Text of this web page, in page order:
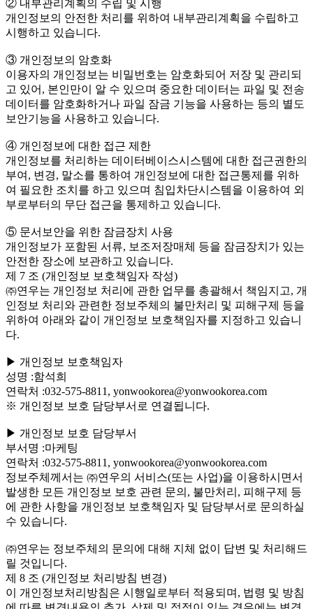
② 내부관리계획의 수립 및 시행
개인정보의 안전한 처리를 위하여 내부관리계획을 수립하고
시행하고 있습니다.
③ 개인정보의 암호화
이용자의 개인정보는 비밀번호는 암호화되어 저장 및 관리되
고 있어, 본인만이 알 수 있으며 중요한 데이터는 파일 및 전송
데이터를 암호화하거나 파일 잠금 기능을 사용하는 등의 별도
보안기능을 사용하고 있습니다.
④ 개인정보에 대한 접근 제한
개인정보를 처리하는 데이터베이스시스템에 대한 접근권한의
부여, 변경, 말소를 통하여 개인정보에 대한 접근통제를 위하
여 필요한 조치를 하고 있으며 침입차단시스템을 이용하여 외
부로부터의 무단 접근을 통제하고 있습니다.
⑤ 문서보안을 위한 잠금장치 사용
개인정보가 포함된 서류, 보조저장매체 등을 잠금장치가 있는
안전한 장소에 보관하고 있습니다.
제 7 조 (개인정보 보호책임자 작성)
㈜연우는 개인정보 처리에 관한 업무를 총괄해서 책임지고, 개
인정보 처리와 관련한 정보주체의 불만처리 및 피해구제 등을
위하여 아래와 같이 개인정보 보호책임자를 지정하고 있습니
다.
▶ 개인정보 보호책임자
성명 :함석희
연락처 :032-575-8811, yonwookorea@yonwookorea.com
※ 개인정보 보호 담당부서로 연결됩니다.
▶ 개인정보 보호 담당부서
부서명 :마케팅
연락처 :032-575-8811, yonwookorea@yonwookorea.com
정보주체께서는 ㈜연우의 서비스(또는 사업)을 이용하시면서
발생한 모든 개인정보 보호 관련 문의, 불만처리, 피해구제 등
에 관한 사항을 개인정보 보호책임자 및 담당부서로 문의하실
수 있습니다.
㈜연우는 정보주체의 문의에 대해 지체 없이 답변 및 처리해드
릴 것입니다.
제 8 조 (개인정보 처리방침 변경)
이 개인정보처리방침은 시행일로부터 적용되며, 법령 및 방침